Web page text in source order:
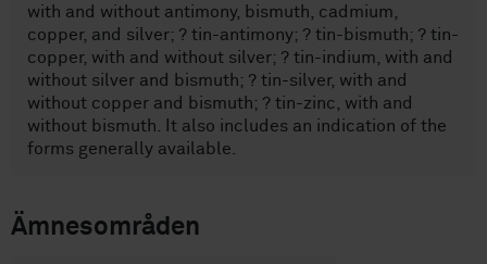
with and without antimony, bismuth, cadmium,
copper, and silver; ? tin-antimony; ? tin-bismuth; ? tin-
copper, with and without silver; ? tin-indium, with and
without silver and bismuth; ? tin-silver, with and
without copper and bismuth; ? tin-zinc, with and
without bismuth. It also includes an indication of the
forms generally available.
Ämnesområden